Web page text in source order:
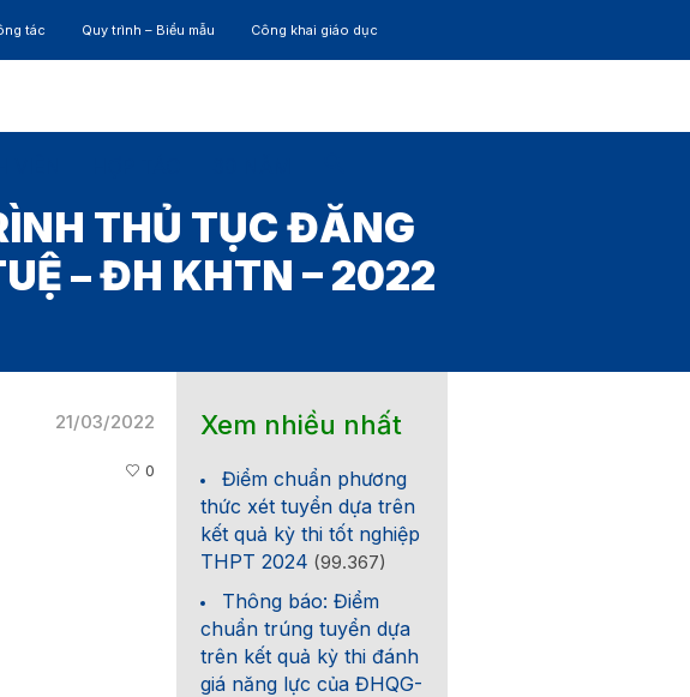
tác Quy trình – Biểu mẫu Công khai giáo dục
THỦ TỤC ĐĂNG
– ĐH KHTN – 2022
21/03/2022
0
Xem nhiều nhất
Điểm chuẩn phương
thức xét tuyển dựa trên
kết quả kỳ thi tốt nghiệp
THPT 2024 (99.367)
Thông báo: Điểm
chuẩn trúng tuyển dựa
trên kết quả kỳ thi đánh
giá năng lực của ĐHQG-